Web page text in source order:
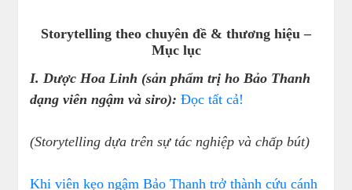
Storytelling theo chuyên đề & thương hiệu –
Mục lục
I. Dược Hoa Linh (sản phẩm trị ho Bảo Thanh
dạng viên ngậm và siro): Đọc tất cả!
(Storytelling dựa trên sự tác nghiệp và chấp bút)
Khi viên kẹo ngậm Bảo Thanh trở thành cứu cánh